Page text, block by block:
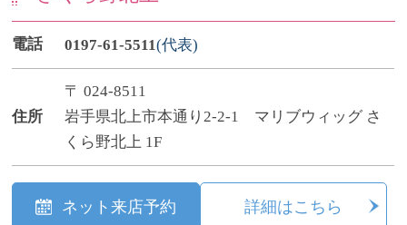
電話 0197-61-5511(代表)
住所
〒 024-8511
岩手県北上市本通り2-2-1 マリブウィッグ さ
くら野北上 1F
ネット来店予約 詳細はこちら